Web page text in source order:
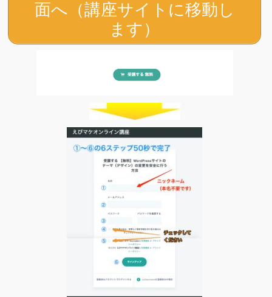
面へ（講座サイトに移動し
ます）